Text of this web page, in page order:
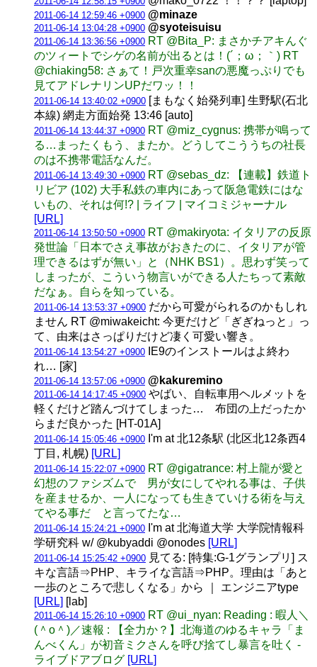
2011-06-14 12:59:46 +0900 @minaze
2011-06-14 13:04:28 +0900 @syoteisuisu
2011-06-14 13:36:56 +0900 RT @Bita_P: まさかチアキんぐ
のツィートでシゲの名前が出るとは！(´；ω；｀) RT
@chiaking58: さぁて！戸次重幸sanの悪魔っぷりでも
見てアドレナリンUPだワッ！！
2011-06-14 13:40:02 +0900 [まもなく始発列車] 生野駅(石北
本線) 網走方面始発 13:46 [auto]
2011-06-14 13:44:37 +0900 RT @miz_cygnus: 携帯が鳴って
る…まったくもう、またか。どうしてこううちの社長
のは不携帯電話なんだ。
2011-06-14 13:49:30 +0900 RT @sebas_dz: 【連載】鉄道ト
リビア (102) 大手私鉄の車内にあって阪急電鉄にはな
いもの、それは何!? | ライフ | マイコミジャーナル
[URL]
2011-06-14 13:50:50 +0900 RT @makiryota: イタリアの反原
発世論「日本でさえ事故がおきたのに、イタリアが管
理できるはずが無い」と（NHK BS1）。思わず笑って
しまったが、こういう物言いができる人たちって素敵
だなぁ。自らを知っている。
2011-06-14 13:53:37 +0900 だから可愛がられるのかもしれ
ません RT @miwakeicht: 今更だけど「ぎぎねっと」っ
て、由来はさっぱりだけど凄く可愛い響き。
2011-06-14 13:54:27 +0900 IE9のインストールはよ終わ
れ… [家]
2011-06-14 13:57:06 +0900 @kakuremino
2011-06-14 14:17:45 +0900 やばい、自転車用ヘルメットを
軽くだけど踏んづけてしまった… 布団の上だったか
らまだ良かった [HT-01A]
2011-06-14 15:05:46 +0900 I'm at 北12条駅 (北区北12条西4
丁目, 札幌) [URL]
2011-06-14 15:22:07 +0900 RT @gigatrance: 村上龍が愛と
幻想のファシズムで 男が女にしてやれる事は、子供
を産ませるか、一人になっても生きていける術を与え
てやる事だ と言ってたな…
2011-06-14 15:24:21 +0900 I'm at 北海道大学 大学院情報科
学研究科 w/ @kubyaddi @onodes [URL]
2011-06-14 15:25:42 +0900 見てる: [特集:G-1グランプリ] ス
キな言語⇒PHP、キライな言語⇒PHP。理由は「あと
一歩のところで悲しくなる」から ｜ エンジニアtype
[URL] [lab]
2011-06-14 15:26:10 +0900 RT @ui_nyan: Reading : 暇人＼
(＾o＾)／速報 : 【全力か？】北海道のゆるキャラ「ま
んべくん」が初音ミクさんを呼び捨てし暴言を吐く -
ライブドアブログ [URL]